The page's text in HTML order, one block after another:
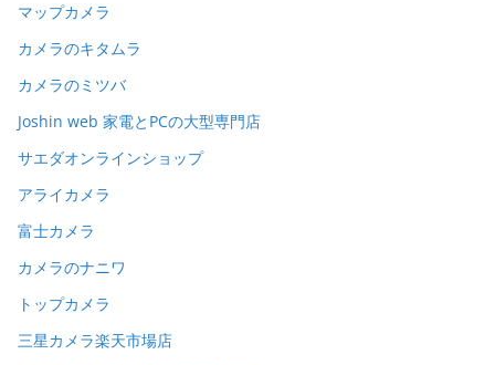
マップカメラ
カメラのキタムラ
カメラのミツバ
Joshin web 家電とPCの大型専門店
サエダオンラインショップ
アライカメラ
富士カメラ
カメラのナニワ
トップカメラ
三星カメラ楽天市場店